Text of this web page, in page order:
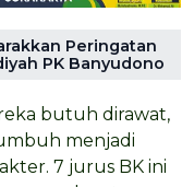
Peringatan
PK Banyudono
butuh dirawat,
menjadi
7 jurus BK ini